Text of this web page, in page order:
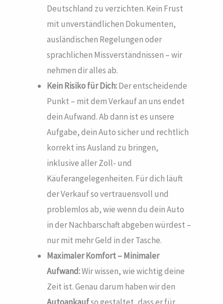
Deutschland zu verzichten. Kein Frust
mit unverständlichen Dokumenten,
ausländischen Regelungen oder
sprachlichen Missverständnissen – wir
nehmen dir alles ab.
Kein Risiko für Dich:Der entscheidende
Punkt – mit dem Verkauf an uns endet
dein Aufwand. Ab dann ist es unsere
Aufgabe, dein Auto sicher und rechtlich
korrekt ins Ausland zu bringen,
inklusive aller Zoll- und
Käuferangelegenheiten. Für dich läuft
der Verkauf so vertrauensvoll und
problemlos ab, wie wenn du dein Auto
in der Nachbarschaft abgeben würdest –
nur mit mehr Geld in der Tasche.
Maximaler Komfort – Minimaler
Aufwand:Wir wissen, wie wichtig deine
Zeit ist. Genau darum haben wir den
Autoankaufso gestaltet, dass er für